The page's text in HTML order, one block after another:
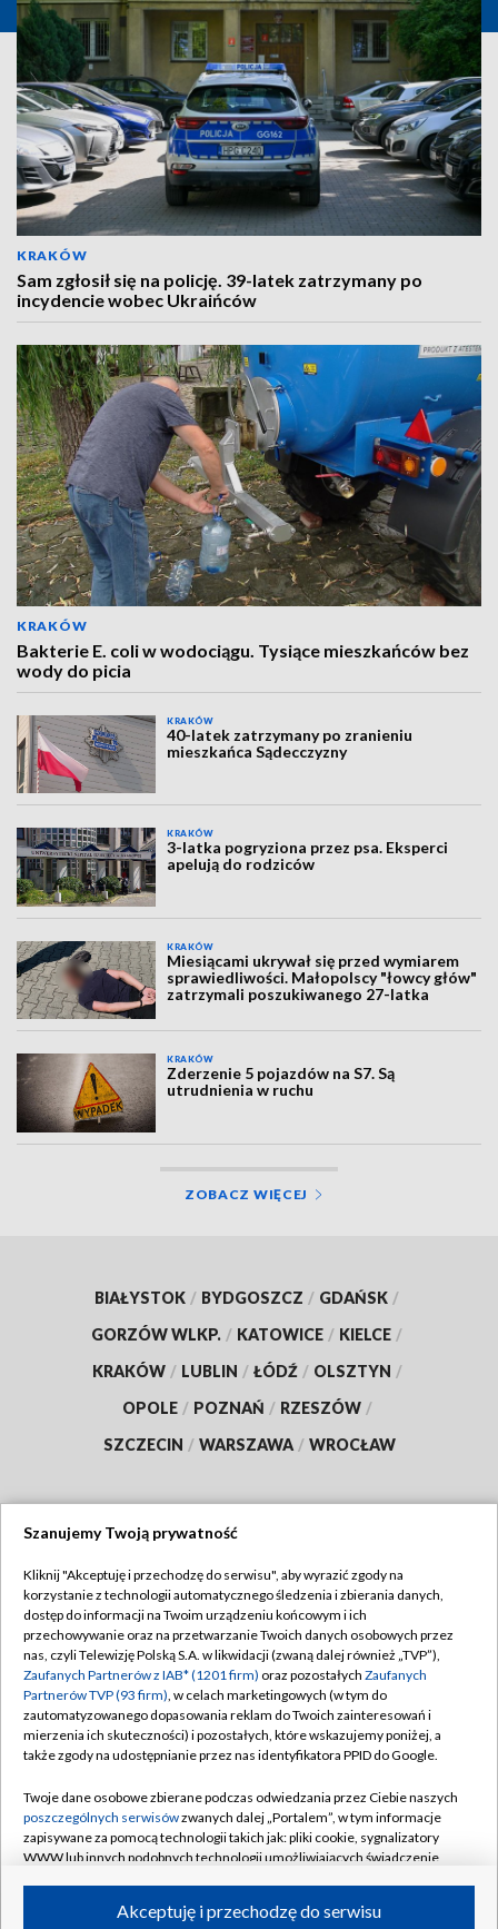
KRAKÓW
Sam zgłosił się na policję. 39-latek zatrzymany po
incydencie wobec Ukraińców
KRAKÓW
Bakterie E. coli w wodociągu. Tysiące mieszkańców bez
wody do picia
KRAKÓW
40-latek zatrzymany po zranieniu
mieszkańca Sądecczyzny
KRAKÓW
3-latka pogryziona przez psa. Eksperci
apelują do rodziców
KRAKÓW
Miesiącami ukrywał się przed wymiarem
sprawiedliwości. Małopolscy "łowcy głów"
zatrzymali poszukiwanego 27-latka
KRAKÓW
Zderzenie 5 pojazdów na S7. Są
utrudnienia w ruchu
ZOBACZ WIĘCEJ
BIAŁYSTOK / BYDGOSZCZ / GDAŃSK /
GORZÓW WLKP. / KATOWICE / KIELCE /
KRAKÓW / LUBLIN / ŁÓDŹ / OLSZTYN /
OPOLE / POZNAŃ / RZESZÓW /
SZCZECIN / WARSZAWA / WROCŁAW
TVP
Abonament TVP
Emisja w TVP
Centrum informacji TVP
Naziemna Telewizja Cyfrowa
Rada Programowa
System NOS
Informacje o nadawcy
Program dla prasy
Regulamin TVP
Polityka prywatności
Moje zgody
Pomoc
Kontakt
Kanały
Szanujemy Twoją prywatność
Kliknij "Akceptuję i przechodzę do serwisu", aby wyrazić zgody na
korzystanie z technologii automatycznego śledzenia i zbierania danych,
dostęp do informacji na Twoim urządzeniu końcowym i ich
przechowywanie oraz na przetwarzanie Twoich danych osobowych przez
nas, czyli Telewizję Polską S.A. w likwidacji (zwaną dalej również „TVP”),
Zaufanych Partnerów z IAB* (1201 firm) oraz pozostałych Zaufanych
Partnerów TVP (93 firm), w celach marketingowych (w tym do
zautomatyzowanego dopasowania reklam do Twoich zainteresowań i
mierzenia ich skuteczności) i pozostałych, które wskazujemy poniżej, a
także zgody na udostępnianie przez nas identyfikatora PPID do Google.
Twoje dane osobowe zbierane podczas odwiedzania przez Ciebie naszych
poszczególnych serwisówzwanych dalej „Portalem”, w tym informacje
zapisywane za pomocą technologii takich jak: pliki cookie, sygnalizatory
WWW lub innych podobnych technologii umożliwiających świadczenie
ruchu w Internecie.Akceptuję i przechodzę do serwisu